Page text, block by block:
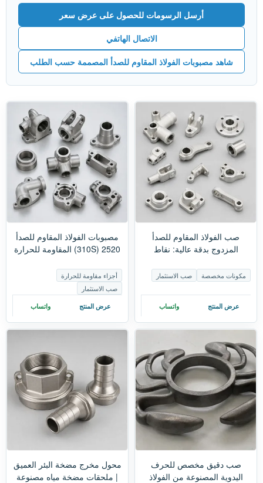
أرسل الرسومات للحصول على عرض سعر
الاتصال الهاتفي
شاهد مصبوبات الفولاذ المقاوم للصدأ المصممة حسب الطلب
صب الفولاذ المقاوم للصدأ
المزدوج بدقة عالية: نقاط
و2507 وأنواع أخرى مختلفة
مكونات مخصصة صب الاستثمار
عرض المنتج واتساب
مصبوبات الفولاذ المقاوم للصدأ
2520 (310S) المقاومة للحرارة
للحرارة
أجزاء مقاومة للحرارة
صب الاستثمار
عرض المنتج واتساب
صب دقيق مخصص للحرف
اليدوية المصنوعة من الفولاذ
محول مخرج مضخة البئر العميق
| ملحقات مضخة مياه مصنوعة